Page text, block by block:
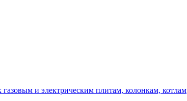
и электрическим плитам, колонкам, котлам